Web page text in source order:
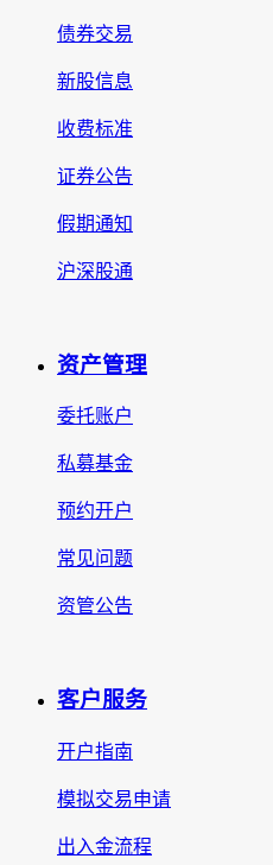
债券交易
新股信息
收费标准
证券公告
假期通知
沪深股通
资产管理
委托账户
私募基金
预约开户
常见问题
资管公告
客户服务
开户指南
模拟交易申请
出入金流程